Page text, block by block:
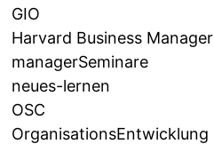
GIO
Harvard Business Manager
managerSeminare
neues-lernen
OSC
OrganisationsEntwicklung